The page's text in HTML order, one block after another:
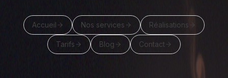
Accueil Nos services Réalisations
Tarifs Blog Contact